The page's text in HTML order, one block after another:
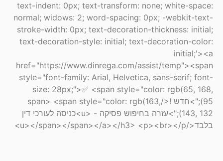
text-indent: 0px; text-transform: none; white-space:
normal; widows: 2; word-spacing: 0px; -webkit-text-
stroke-width: 0px; text-decoration-thickness: initial;
text-decoration-style: initial; text-decoration-color:
initial;'><a
href="https://www.dinrega.com/assist/temp"><span
style="font-family: Arial, Helvetica, sans-serif; font-
size: 28px;">✅ <span style="color: rgb(65, 168,
95);">חדש !</span> <span style="color: rgb(163,
143, 132);">עזרה בחיפוש פסיקה - <u>כניסה לעורכי דין
בלבד</u></span></span></a></h3> <p><br></p>